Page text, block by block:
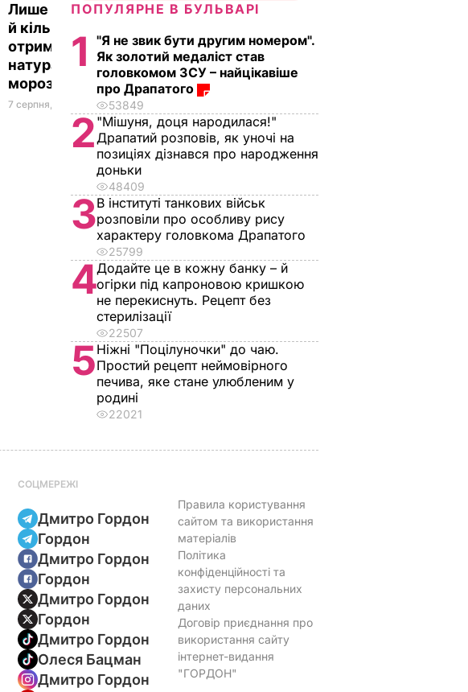
Лише три інгредієнти
й кілька хвилин – і ви
отримаєте вдома
натуральне
морозиво
7 серпня, 16.17 БУЛЬВАР
Як із Путіна "знімали
який спровокував
вибухи в Москві й
протести в РФ
ПОПУЛЯРНЕ В БУЛЬВАРІ
1
"Я не звик бути другим номером".
Як золотий медаліст став
головкомом ЗСУ – найцікавіше
про Драпатого
53849
2 "Мішуня, доця народилася!"
Драпатий розповів, як уночі на
позиціях дізнався про народження
доньки
48409
3В інституті танкових військ
розповіли про особливу рису
характеру головкома Драпатого
25799
4Додайте це в кожну банку – й
огірки під капроновою кришкою
не перекиснуть. Рецепт без
стерилізації
22507
5Ніжні "Поцілуночки" до чаю.
Простий рецепт неймовірного
печива, яке стане улюбленим у
родині
22021
СОЦМЕРЕЖІ
Дмитро Гордон
Гордон
Дмитро Гордон
Гордон
Дмитро Гордон
Гордон
Дмитро Гордон
Олеся Бацман
Дмитро Гордон
Правила користування
сайтом та використання
матеріалів
Політика
конфіденційності та
захисту персональних
даних
Договір приєднання про
використання сайту
інтернет-видання
"ГОРДОН"